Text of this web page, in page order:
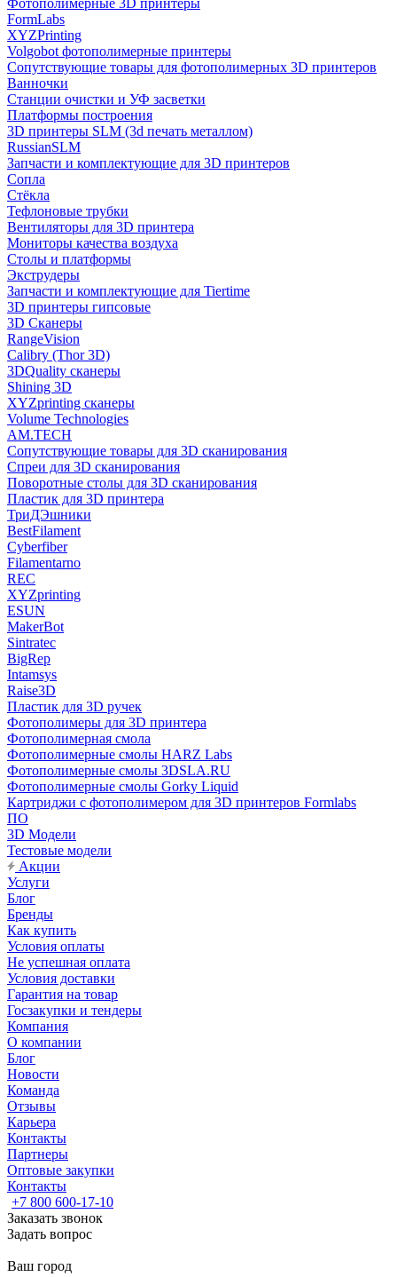
Фотополимерные 3D принтеры
FormLabs
XYZPrinting
Volgobot фотополимерные принтеры
Сопутствующие товары для фотополимерных 3D принтеров
Ванночки
Станции очистки и УФ засветки
Платформы построения
3D принтеры SLM (3d печать металлом)
RussianSLM
Запчасти и комплектующие для 3D принтеров
Сопла
Cтёкла
Тефлоновые трубки
Вентиляторы для 3D принтера
Мониторы качества воздуха
Столы и платформы
Экструдеры
Запчасти и комплектующие для Tiertime
3D принтеры гипсовые
3D Сканеры
RangeVision
Calibry (Thor 3D)
3DQuality сканеры
Shining 3D
XYZprinting сканеры
Volume Technologies
AM.TECH
Сопутствующие товары для 3D сканирования
Спреи для 3D сканирования
Поворотные столы для 3D сканирования
Пластик для 3D принтера
ТриДЭшники
BestFilament
Cyberfiber
Filamentarno
REC
XYZprinting
ESUN
MakerBot
Sintratec
BigRep
Intamsys
Raise3D
Пластик для 3D ручек
Фотополимеры для 3D принтера
Фотополимерная смола
Фотополимерные смолы HARZ Labs
Фотополимерные смолы 3DSLA.RU
Фотополимерные смолы Gorky Liquid
Картриджи с фотополимером для 3D принтеров Formlabs
ПО
3D Модели
Тестовые модели
Акции
Услуги
Блог
Бренды
Как купить
Условия оплаты
Не успешная оплата
Условия доставки
Гарантия на товар
Госзакупки и тендеры
Компания
О компании
Блог
Новости
Команда
Отзывы
Карьера
Контакты
Партнеры
Оптовые закупки
Контакты
+7 800 600-17-10
Заказать звонок
Задать вопрос
Ваш город